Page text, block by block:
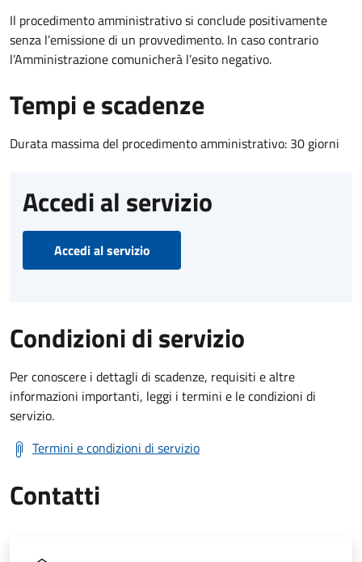
Il procedimento amministrativo si conclude positivamente
senza l’emissione di un provvedimento. In caso contrario
l’Amministrazione comunicherà l’esito negativo.
Tempi e scadenze
Durata massima del procedimento amministrativo: 30 giorni
Accedi al servizio
Accedi al servizio
Condizioni di servizio
Per conoscere i dettagli di scadenze, requisiti e altre
informazioni importanti, leggi i termini e le condizioni di
servizio.
Termini e condizioni di servizio
Contatti